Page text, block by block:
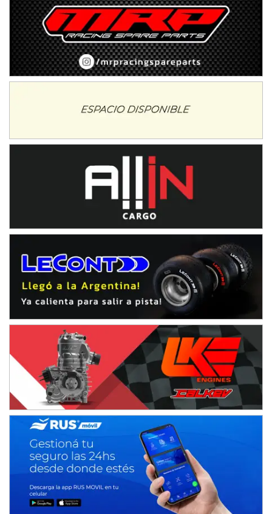
Avellaneda (Santa Fe)
SUR SANTAFESINO - F4
José Samuel Sánchez (Tierra)
Rufino (Santa Fe)
TUCUMANO - F5